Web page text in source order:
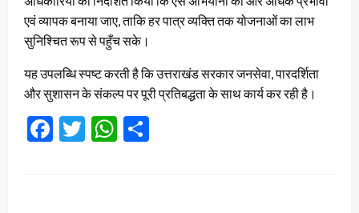
एवं व्यापक बनाया जाए, ताकि हर पात्र व्यक्ति तक योजनाओं का लाभ
सुनिश्चित रूप से पहुँच सके।
यह उपलब्धि स्पष्ट करती है कि उत्तराखंड सरकार जनसेवा, पारदर्शिता
और सुशासन के संकल्प पर पूरी प्रतिबद्धता के साथ कार्य कर रही है।
Facebook
TwitterWhatsApp